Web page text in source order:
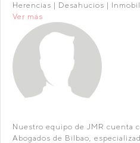
Herencias | Desahucios |
Ver más
Nuestro equipo de JMR cuenta
Abogados de Bilbao,